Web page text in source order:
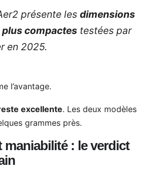
présente les dimensions
plus compactes testées par
en 2025.
l’avantage.
excellente. Les deux modèles
grammes près.
maniabilité : le verdict